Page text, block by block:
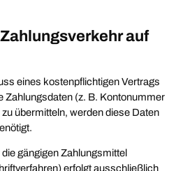
auf
eines kostenpflichtigen Vertrags
Zahlungsdaten (z. B. Kontonummer
übermitteln, werden diese Daten
gängigen Zahlungsmittel
erfolgt ausschließlich